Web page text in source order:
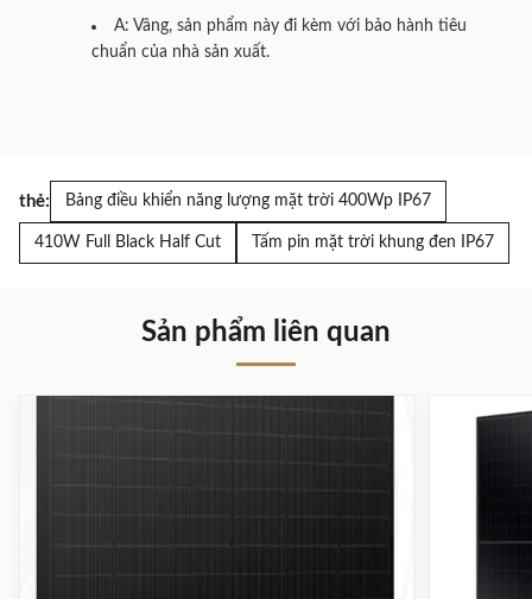
A: Vâng, sản phẩm này đi kèm với bảo hành tiêu
chuẩn của nhà sản xuất.
thẻ: Bảng điều khiển năng lượng mặt trời 400Wp IP67
410W Full Black Half Cut Tấm pin mặt trời khung đen IP67
Sản phẩm liên quan